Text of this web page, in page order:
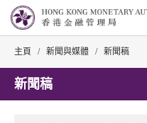
主頁 / 新聞與媒體 / 新聞稿
新聞稿